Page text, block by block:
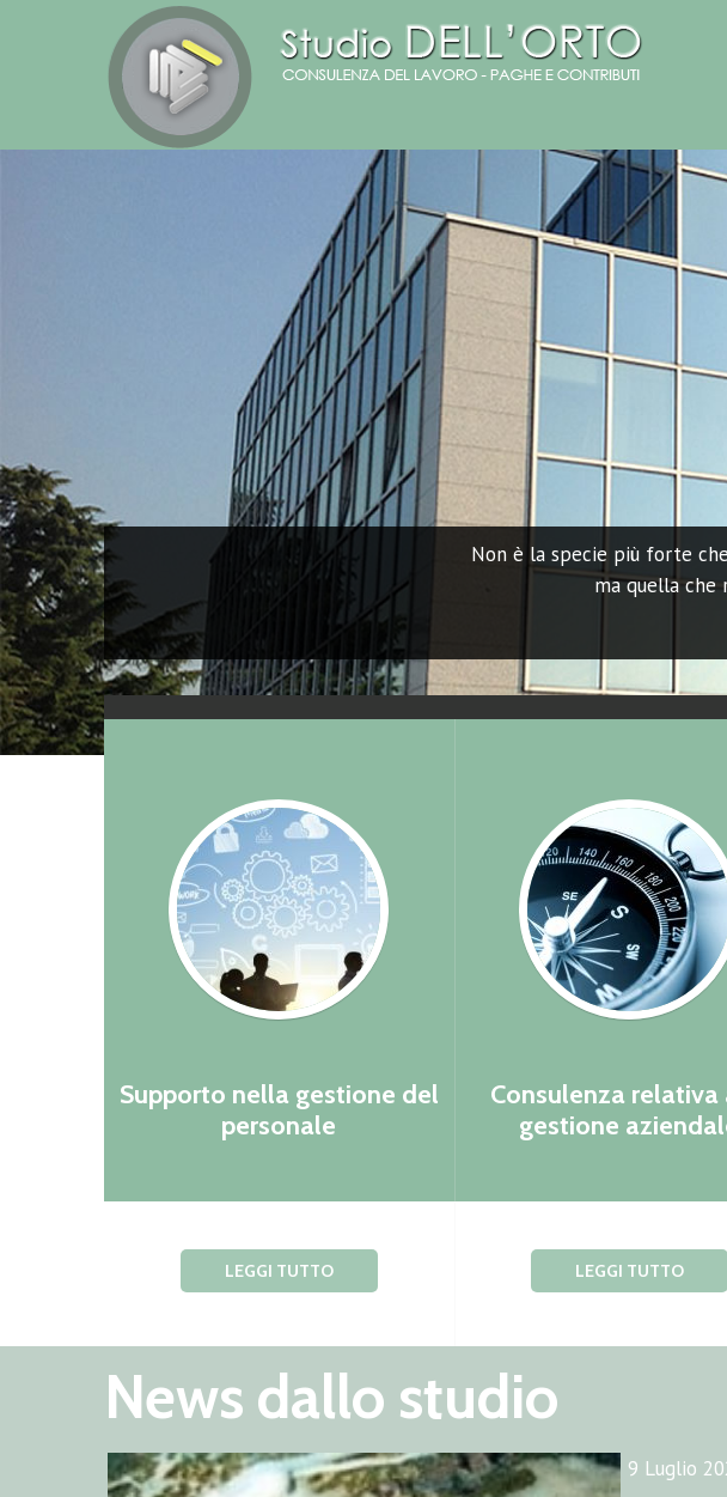
Non è la specie più forte
ma quella che
Supporto nella gestione del
personale
LEGGI TUTTO
Consulenza relativa
gestione
LEGGI TUTTO
News dallo studio
9 Luglio 2024 27 Giugno